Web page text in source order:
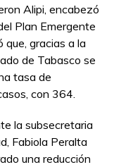
Alipi, encabezó
Plan Emergente
que, gracias a la
de Tabasco se
tasa de
con 364.
la subsecretaria
Fabiola Peralta
una reducción